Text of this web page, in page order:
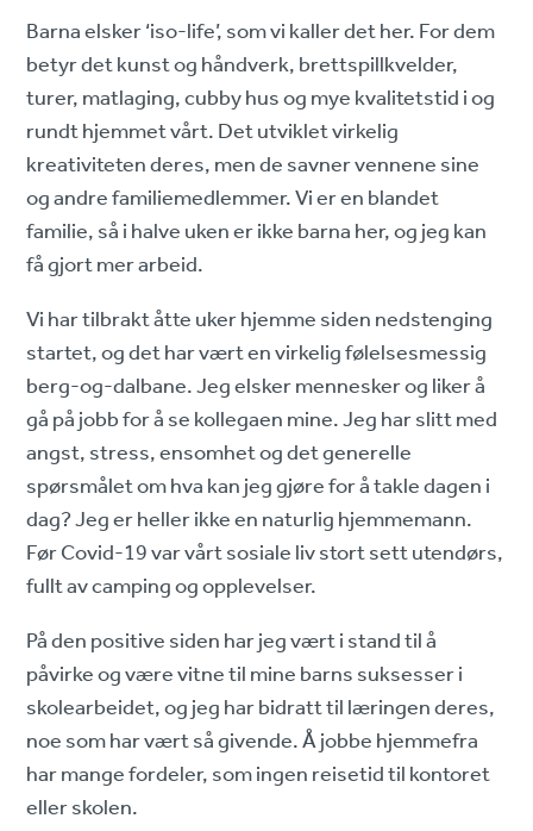
Barna elsker ‘iso-life’, som vi kaller det her. For dem
betyr det kunst og håndverk, brettspillkvelder,
turer, matlaging, cubby hus og mye kvalitetstid i og
rundt hjemmet vårt. Det utviklet virkelig
kreativiteten deres, men de savner vennene sine
og andre familiemedlemmer. Vi er en blandet
familie, så i halve uken er ikke barna her, og jeg kan
få gjort mer arbeid.
Vi har tilbrakt åtte uker hjemme siden nedstenging
startet, og det har vært en virkelig følelsesmessig
berg-og-dalbane. Jeg elsker mennesker og liker å
gå på jobb for å se kollegaen mine. Jeg har slitt med
angst, stress, ensomhet og det generelle
spørsmålet om hva kan jeg gjøre for å takle dagen i
dag? Jeg er heller ikke en naturlig hjemmemann.
Før Covid-19 var vårt sosiale liv stort sett utendørs,
fullt av camping og opplevelser.
På den positive siden har jeg vært i stand til å
påvirke og være vitne til mine barns suksesser i
skolearbeidet, og jeg har bidratt til læringen deres,
noe som har vært så givende. Å jobbe hjemmefra
har mange fordeler, som ingen reisetid til kontoret
eller skolen.